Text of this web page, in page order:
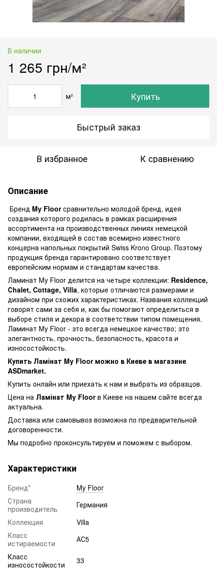
В наличии
1 265 грн/м²
м² Купить
Быстрый заказ
В избранное К сравнению
Описание
Бренд My Floorсравнительно молодой бренд, идея
создания которого родилась в рамках расширения
ассортимента на производственных линиях немецкой
компании, входящей в состав всемирно известного
концерна напольных покрытий Swiss Krono Group. Поэтому
продукция бренда гарантировано соответствует
европейским нормам и стандартам качества.
Ламинат My Floor делится на четыре коллекции: Residence,
Сhalet, Cottage, Villa, которые отличаются размерами и
дизайном при схожих характеристиках. Названия коллекций
говорят сами за себя и, как бы помогают определиться в
выборе стиля и декора в соответствии типом помещения.
Ламинат My Floor - это всегда немецкое качество; это
элегантность, прочность, безопасность, красота и
износостойкость.
Купить Ламінат My Floor можно в Киеве в магазине
ASDmarket.
Купить онлайн или приехать к нам и выбрать из образцов.
Цена на Ламінат My Floorв Киеве на нашем сайте всегда
актуальна.
Доставка или самовывоз возможна по предварительной
договоренности.
Мы подробно проконсультируем и поможем с выбором.
Характеристики
Бренд*
My Floor
Страна
производитель
Германия
Коллекция
Villa
Класс
истираемости
АС5
Класс
износостойкости
33